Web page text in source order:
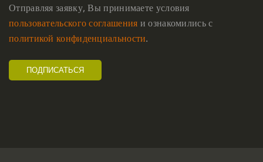
Отправляя заявку, Вы принимаете условия
пользовательского соглашения и ознакомились с
политикой конфиденциальности.